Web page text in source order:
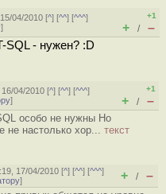
04/2010 [^] [^^] [^^^]
]
+1
+ / –
SQL - нужен? :D
04/2010 [^] [^^] [^^^]
]
+1
+ / –
особо не нужны Но
не настолько хор... текст
17/04/2010 [^] [^^] [^^^]
] + / –